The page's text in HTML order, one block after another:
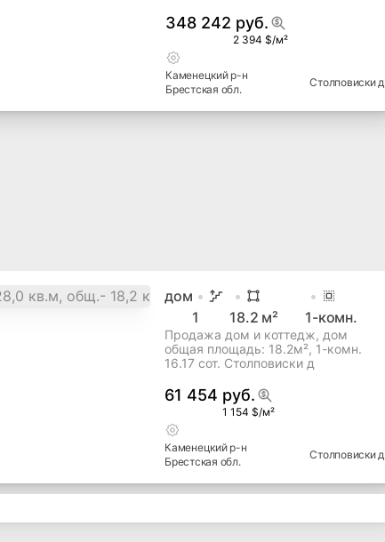
348 242 руб.
2 394 $/м²
Каменецкий р-н
Брестская обл.
Столповиски д
дом
1
18.2 м² 1-комн.
Продажа дом и коттедж, дом
общая площадь: 18.2м², 1-комн.
16.17 сот. Столповиски д
61 454 руб.
1 154 $/м²
Каменецкий р-н
Брестская обл.
Столповиски д